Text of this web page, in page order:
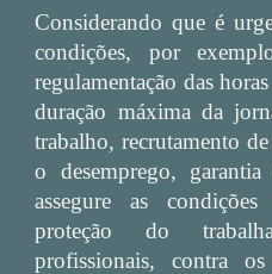
Considerando que é
condições, por
regulamentação das
duração máxima da
trabalho, recrutamento
o desemprego,
assegure as
proteção do
profissionais, contra